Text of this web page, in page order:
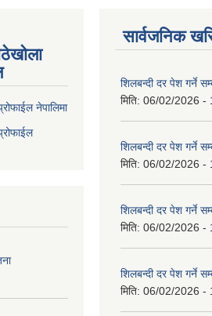
नेपालिमा
सार्वजनिक
शिलबन्दी दर पेश गर्ने
मिति: 06/02/2026 -
शिलबन्दी दर पेश गर्ने
मिति: 06/02/2026 -
शिलबन्दी दर पेश गर्ने
मिति: 06/02/2026 -
शिलबन्दी दर पेश गर्ने
मिति: 06/02/2026 -